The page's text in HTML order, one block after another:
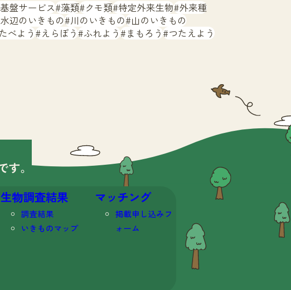
基盤サービス 藻類 クモ類 特定外来生物 外来種
水辺のいきもの 川のいきもの 山のいきもの
べよう えらぼう ふれよう まもろう つたえよう
す。
生物調査結果
調査結果
いきものマップ
マッチング
掲載申し込みフ
ォーム